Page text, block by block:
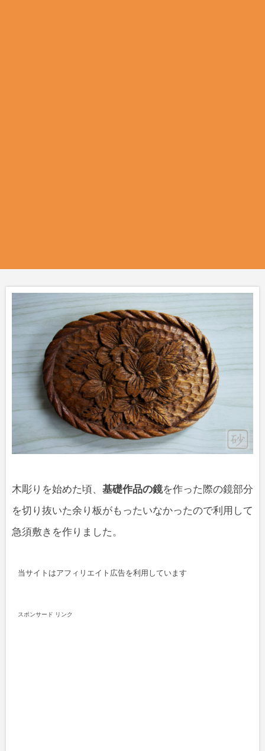
木彫りを始めた頃、 基礎作品の鏡を作った際の鏡部分
を切り抜いた余り板がもったいなかったので利用して
急須敷きを作りました。
当サイトはアフィリエイト広告を利用しています
スポンサード リンク